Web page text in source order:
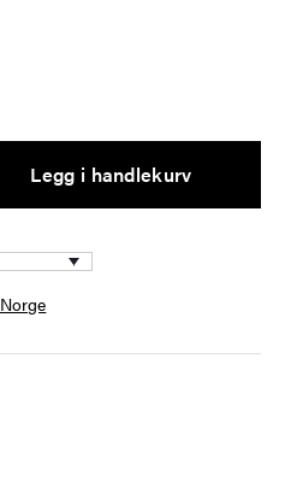
Legg i handlekurv